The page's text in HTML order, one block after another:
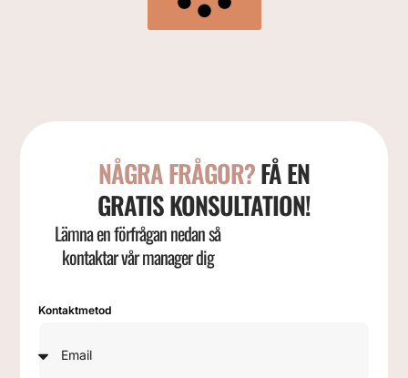
NÅGRA FRÅGOR?FÅ EN
GRATIS KONSULTATION!
Lämna en förfrågan nedan så
kontaktar vår manager dig
Kontaktmetod